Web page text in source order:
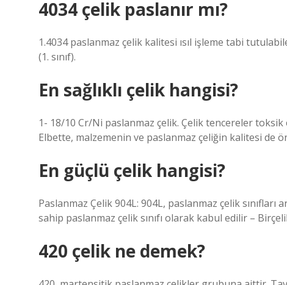
4034 çelik paslanır mı?
1.4034 paslanmaz çelik kalitesi ısıl işleme tabi
(1. sınıf).
En sağlıklı çelik hangisi?
1- 18/10 Cr/Ni paslanmaz çelik. Çelik tencereler
Elbette, malzemenin ve paslanmaz çeliğin kalitesi de
En güçlü çelik hangisi?
Paslanmaz Çelik 904L: 904L, paslanmaz çelik
sahip paslanmaz çelik sınıfı olarak kabul edilir –
420 çelik ne demek?